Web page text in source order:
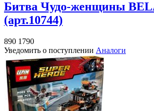
Битва Чудо-женщины
(арт.10744)
890 1790
Уведомить о поступлении Аналоги